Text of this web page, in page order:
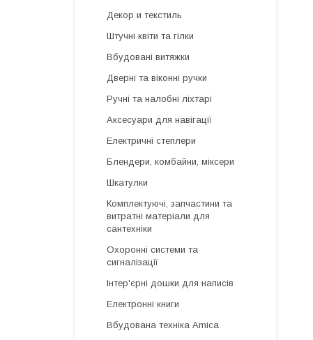
Декор и текстиль
Штучні квіти та гілки
Вбудовані витяжки
Дверні та віконні ручки
Ручні та налобні ліхтарі
Аксесуари для навігації
Електричні степлери
Блендери, комбайни, міксери
Шкатулки
Комплектуючі, запчастини та
витратні матеріали для
сантехніки
Охоронні системи та
сигналізації
Інтер'єрні дошки для написів
Електронні книги
Вбудована техніка Amica